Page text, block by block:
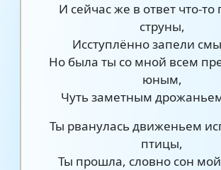
И сейчас же в ответ что-то
струны,
Исступлённо запели
Но была ты со мной всем
юным,
Чуть заметным
Ты рванулась движеньем
птицы,
Ты прошла, словно сон